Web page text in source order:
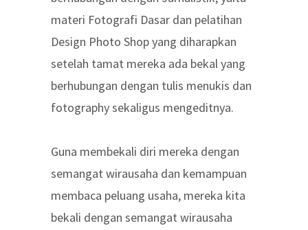
materi Fotografi Dasar dan pelatihan
Design Photo Shop yang diharapkan
setelah tamat mereka ada bekal yang
berhubungan dengan tulis menukis dan
fotography sekaligus mengeditnya.
Guna membekali diri mereka dengan
semangat wirausaha dan kemampuan
membaca peluang usaha, mereka kita
bekali dengan semangat wirausaha